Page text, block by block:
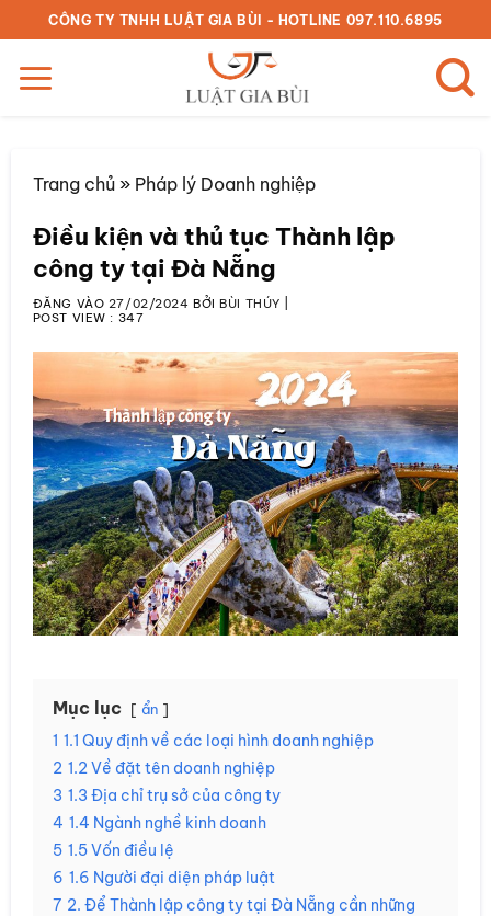
qua
nội
dung
CÔNG TY TNHH LUẬT GIA BÙI - HOTLINE 097.110.6895
Trang chủ» Pháp lý Doanh nghiệp
Điều kiện và thủ tục Thành lập
công ty tại Đà Nẵng
ĐĂNG VÀO 27/02/2024 BỞIBÙI THÚY
POST VIEW : 347
Mục lục ẩn
1 1.1 Quy định về các loại hình doanh nghiệp
2 1.2 Về đặt tên doanh nghiệp
3 1.3 Địa chỉ trụ sở của công ty
4 1.4 Ngành nghề kinh doanh
5 1.5 Vốn điều lệ
6 1.6 Người đại diện pháp luật
7 2. Để Thành lập công ty tại Đà Nẵng cần những